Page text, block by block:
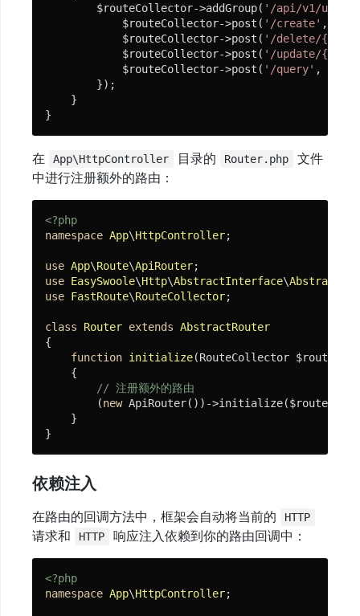
SDK
源
项
推
荐
Demo
        $routeCollector->addGroup(
'/api/v1/user'
            $routeCollector->post(
'/create' ,
            $routeCollector->post(
'/delete/
            $routeCollector->post(
'/update/
            $routeCollector->post(
'/query' ,
        });
    }
}
在 App\HttpController 目录的 Router.php
文件
中进行注册额外的路由：
<?php
namespace App\HttpController;
use App\Route\ApiRouter
use EasySwoole\Http\AbstractInterface\
use FastRoute\RouteCollector;
class Router extends AbstractRouter
{
function initialize(RouteCollector
{
// 注册额外的路由
        (
new ApiRouter())-
    }
}
依赖注入
在路由的回调方法中，框架会自动将当前的 HTTP
请求和 HTTP 响应注入依赖到你的路由回调中：
<?php
namespace App\HttpController;